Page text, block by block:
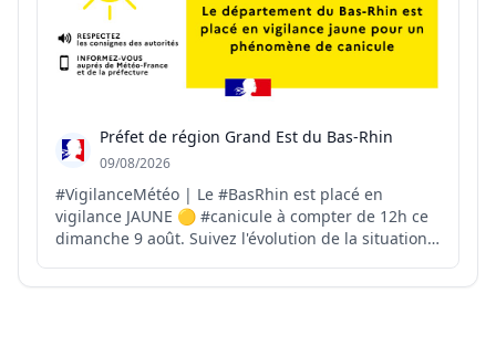
Préfet de région Grand Est du Bas-Rhin
09/08/2026
#VigilanceMétéo | Le #BasRhin est placé en
vigilance JAUNE 🟡 #canicule à compter de 12h ce
dimanche 9 août. Suivez l'évolution de la situation
Face aux températures élevées, adoptez les bons